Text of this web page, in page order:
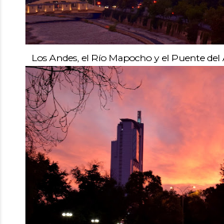
Los Andes, el Río Mapocho y el Puente